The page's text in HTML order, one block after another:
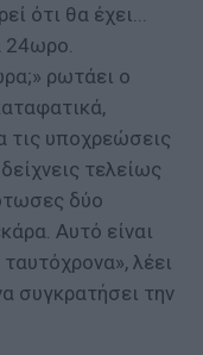
ότι θα έχει...
24ωρο.
ρωτάει ο
τις υποχρεώσεις
τελείως
δύο
Αυτό είναι
λέει
συγκρατήσει την